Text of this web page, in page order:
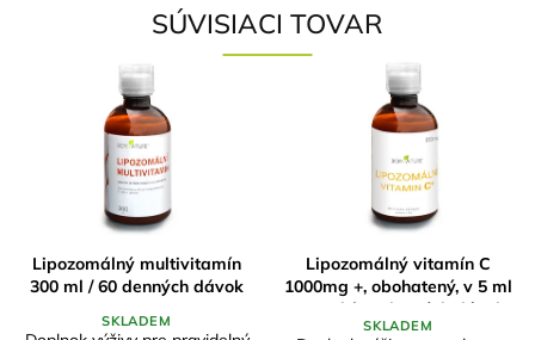
SÚVISIACI TOVAR
Lipozomálný multivitamín
300 ml / 60 denných dávok
SKLADEM
Lipozomálný vitamín C
1000mg +, obohatený, v 5 ml
250 ml / 50 denných dávok
SKLADEM